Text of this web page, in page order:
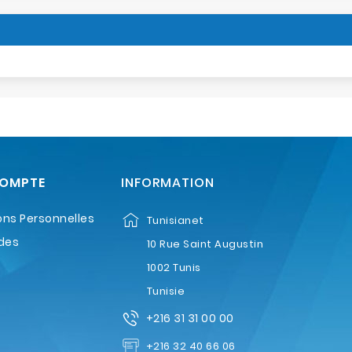
Personnelles
INFORMATION
Tunisianet
10 Rue Saint Augustin
1002 Tunis
Tunisie
+216 31 31 00 00
+216 32 40 66 06